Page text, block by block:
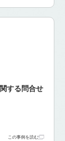
する問合せ
この事例を読む